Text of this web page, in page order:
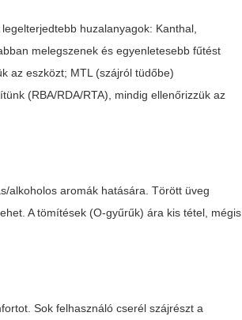
huzalanyagok: Kanthal,
melegszenek és egyenletesebb fűtést
az eszközt; MTL (szájról tüdőbe)
(RBA/RDA/RTA), mindig ellenőrizzük az
alkoholos aromák hatására. Törött üveg
A tömítések (O-gyűrűk) ára kis tétel, mégis
Sok felhasználó cserél szájrészt a